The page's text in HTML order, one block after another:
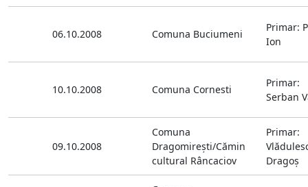
06.10.2008 Comuna Buciumeni
Primar:
Ion
10.10.2008 Comuna Cornesti
Primar:
Serban
09.10.2008
Comuna
Dragomireşti/Cămin
cultural Râncaciov
Primar:
Dragoş